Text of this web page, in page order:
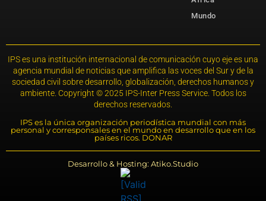
Mundo
IPS es una institución internacional de comunicación cuyo eje es una
agencia mundial de noticias que amplifica las voces del Sur y de la
sociedad civil sobre desarrollo, globalización, derechos humanos y
ambiente. Copyright © 2025 IPS-Inter Press Service. Todos los
derechos reservados.
IPS es la única organización periodística mundial con más
personal y corresponsales en el mundo en desarrollo que en los
países ricos. DONAR
Desarrollo & Hosting: Atiko.Studio